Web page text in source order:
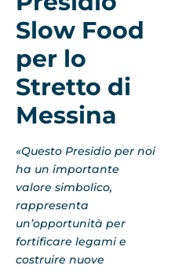
Slow Food
per lo
Stretto di
Messina
«Questo Presidio per noi
ha un importante
valore simbolico,
rappresenta
un’opportunità per
fortificare legami e
costruire nuove